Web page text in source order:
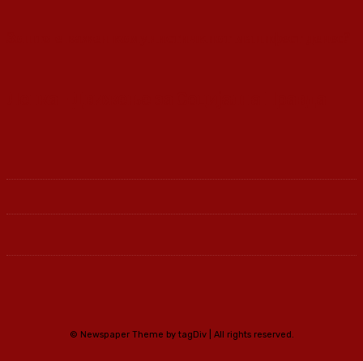
© Newspaper Theme by tagDiv | All rights reserved.